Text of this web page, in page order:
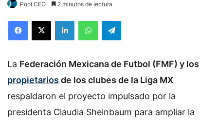
Pool CEO 2 minutos de lectura
La Federación Mexicana de Futbol (FMF) y los
propietarios de los clubes de la Liga MX
respaldaron el proyecto impulsado por la
presidenta Claudia Sheinbaum para ampliar la